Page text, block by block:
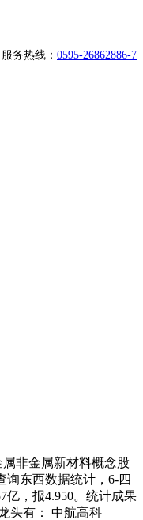
服务热线： 0595-26862886-7
非金属新材料概念股
询东西数据统计，6-四
亿，报4.950。统计成果
头有： 中航高科